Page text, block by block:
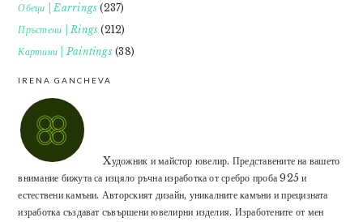
Обеци | Earrings (237)
Пръстени | Rings (212)
Картини | Paintings(38)
IRENA GANCHEVA
Xудожник и майстор ювелир. Представените на вашето
внимание бижута са изцяло ръчна изработка от сребро проба 925 и
естествени камъни. Авторският дизайн, уникалните камъни и прецизната
изработка създават съвършени ювелирни изделия. Изработените от мен